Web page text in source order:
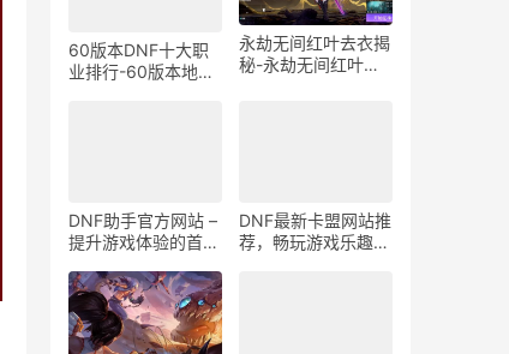
业排行-60版本地下
城与勇士职业排行深
永劫无间红叶去衣揭
秘-永劫无间红叶去
衣事件全解析
提升游戏体验的首选
工具-DNF助手官
态
荐，畅玩游戏乐趣无
穷-DNF卡盟平台游